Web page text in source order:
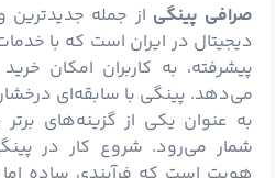
صرافی پینگی از جمله جدیدترین
دیجیتال در ایران است که با
پیشرفته، به کاربران امکان
می‌دهد. پینگی با سابقه‌ای
به عنوان یکی از گزینه‌های برتر
شمار می‌رود. شروع کار در